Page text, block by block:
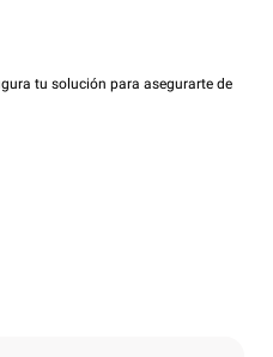
tu solución para asegurarte de